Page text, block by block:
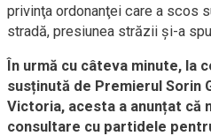
privinţa ordonanţei care a scos
stradă, presiunea străzii şi-a
În urmă cu câteva minute, la
susținută de Premierul Sorin
Victoria, acesta a anunțat că
consultare cu partidele